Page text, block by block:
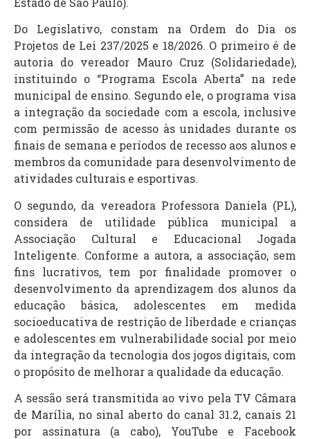
Do Legislativo, constam na Ordem do Dia os
Projetos de Lei 237/2025 e 18/2026. O primeiro é de
autoria do vereador Mauro Cruz (Solidariedade),
instituindo o “Programa Escola Aberta” na rede
municipal de ensino. Segundo ele, o programa visa
a integração da sociedade com a escola, inclusive
com permissão de acesso às unidades durante os
finais de semana e períodos de recesso aos alunos e
membros da comunidade para desenvolvimento de
atividades culturais e esportivas.
O segundo, da vereadora Professora Daniela (PL),
considera de utilidade pública municipal a
Associação Cultural e Educacional Jogada
Inteligente. Conforme a autora, a associação, sem
fins lucrativos, tem por finalidade promover o
desenvolvimento da aprendizagem dos alunos da
educação básica, adolescentes em medida
socioeducativa de restrição de liberdade e crianças
e adolescentes em vulnerabilidade social por meio
da integração da tecnologia dos jogos digitais, com
o propósito de melhorar a qualidade da educação.
A sessão será transmitida ao vivo pela TV Câmara
de Marília, no sinal aberto do canal 31.2, canais 21
por assinatura (a cabo), YouTube e Facebook